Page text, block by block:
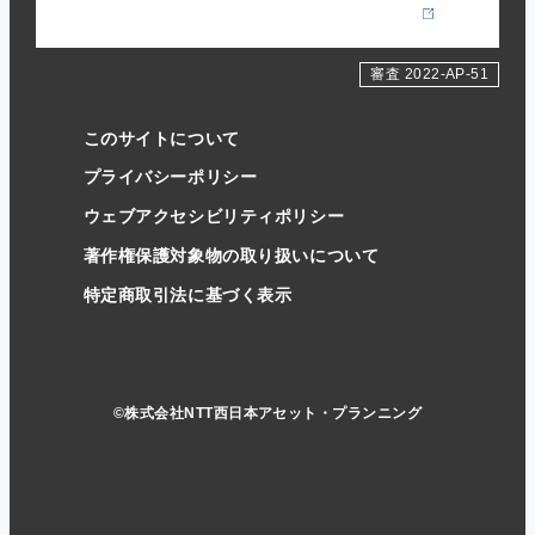
審査 2022-AP-51
このサイトについて
プライバシーポリシー
ウェブアクセシビリティポリシー
著作権保護対象物の取り扱いについて
特定商取引法に基づく表示
©株式会社NTT西日本アセット・プランニング